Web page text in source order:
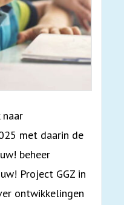
met daarin de
beheer
Project GGZ in
ontwikkelingen